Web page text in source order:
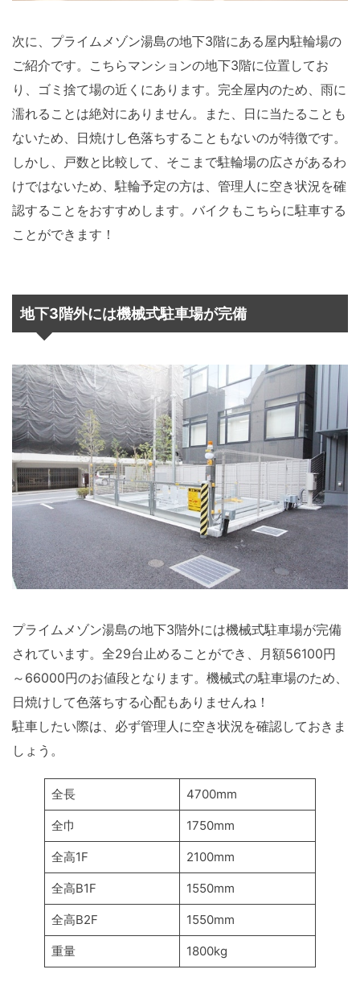
次に、プライムメゾン湯島の地下3階にある屋内駐輪場の
ご紹介です。こちらマンションの地下3階に位置してお
り、ゴミ捨て場の近くにあります。完全屋内のため、雨に
濡れることは絶対にありません。また、日に当たることも
ないため、日焼けし色落ちすることもないのが特徴です。
しかし、戸数と比較して、そこまで駐輪場の広さがあるわ
けではないため、駐輪予定の方は、管理人に空き状況を確
認することをおすすめします。バイクもこちらに駐車する
ことができます！
地下3階外には機械式駐車場が完備
プライムメゾン湯島の地下3階外には機械式駐車場が完備
されています。全29台止めることができ、月額56100円
～66000円のお値段となります。機械式の駐車場のため、
日焼けして色落ちする心配もありませんね！
駐車したい際は、必ず管理人に空き状況を確認しておきま
しょう。
全長 4700mm
全巾 1750mm
全高1F 2100mm
全高B1F 1550mm
全高B2F 1550mm
重量 1800kg